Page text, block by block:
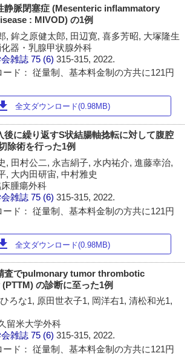
静脈閉塞症 (Mesenteric inflammatory
: MIVOD) の1例
, 鉾之原健太郎, 田辺寛, 喜多芳昭, 大塚隆生
器・乳腺甲状腺外科
雑誌 75 (6)315-315, 2022.
ド： 従量制、基本料金制の方共に121円
全文ダウンロード(0.98MB)
後に繰り返すS状結腸軸捻転に対して腹腔
除術を行った1例
, 田村公二, 永吉絹子, 水内祐介, 進藤幸治,
, 大内田研宙, 中村雅史
腫瘍外科
雑誌 75 (6)315-315, 2022.
ド： 従量制、基本料金制の方共に121円
全文ダウンロード(0.98MB)
査でpulmonary tumor thrombotic
の診断に至った1例
ろな1, 原田世衣子1, 岡洋右1, 清松和光1,
留米大学外科
雑誌 75 (6)315-315, 2022.
ド： 従量制、基本料金制の方共に121円